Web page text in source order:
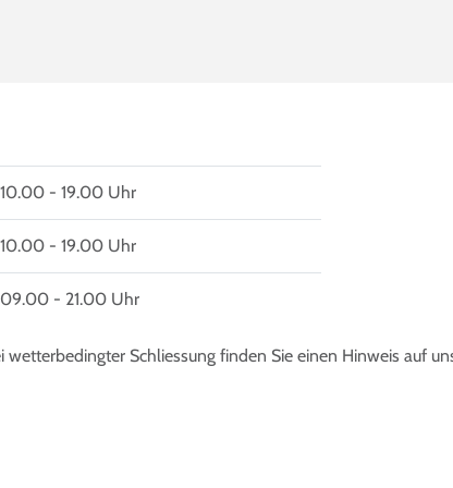
10.00 - 19.00 Uhr
10.00 - 19.00 Uhr
09.00 - 21.00 Uhr
Schliessung finden Sie einen Hinweis auf